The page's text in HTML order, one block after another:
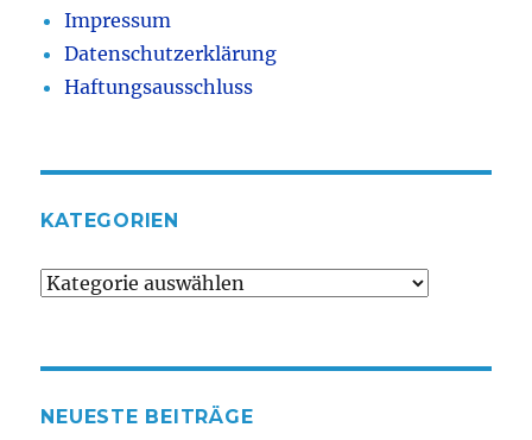
Impressum
Datenschutzerklärung
Haftungsausschluss
KATEGORIEN
Kategorien
NEUESTE BEITRÄGE